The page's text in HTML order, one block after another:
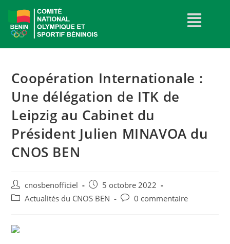
Coopération Internationale :
Une délégation de ITK de
Leipzig au Cabinet du
Président Julien MINAVOA du
CNOS BEN
cnosbenofficiel
5 octobre 2022
Actualités du CNOS BEN
0 commentaire